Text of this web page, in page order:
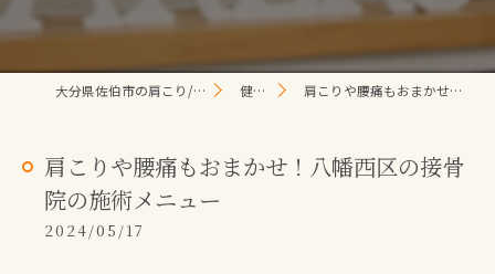
大分県佐伯市の肩こり/頭痛/腰痛 なら晴レルヤ整体院 健康コラム 肩こりや腰痛もおまかせ！八幡西区の接骨院の施術メニュー
肩こりや腰痛もおまかせ！八幡西区の接骨
院の施術メニュー
2024/05/17